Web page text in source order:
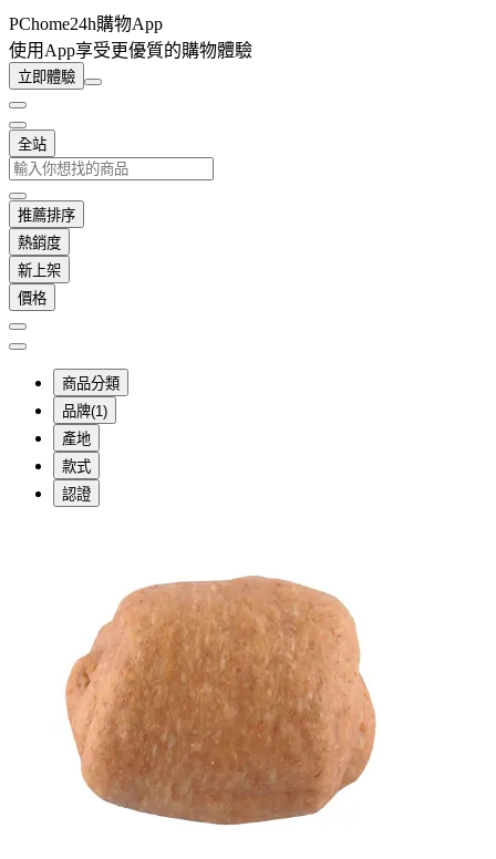
PChome24h購物App
使用App享受更優質的購物體驗
立即體驗
全站
推薦排序
熱銷度
新上架
價格
商品分類
品牌(1)
產地
款式
認證